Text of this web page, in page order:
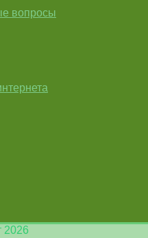
вопросы
2026